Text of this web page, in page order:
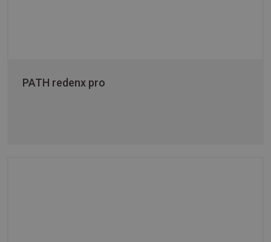
PATH redenx pro